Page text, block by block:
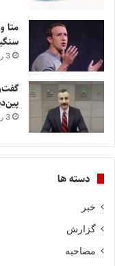
متا
3 روز پیش
3 روز پیش
دسته ها
خبر
گزارش
مصاحبه